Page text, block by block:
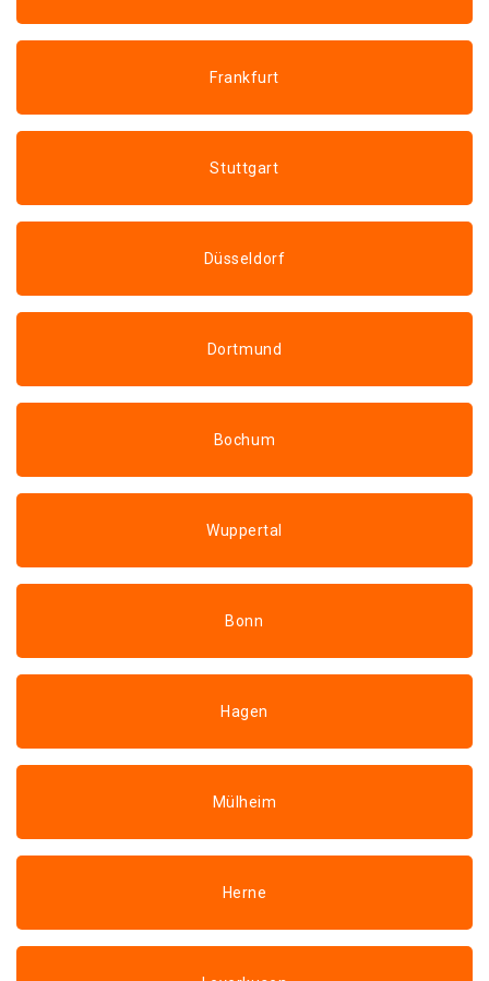
Frankfurt
Stuttgart
Düsseldorf
Dortmund
Bochum
Wuppertal
Bonn
Hagen
Mülheim
Herne